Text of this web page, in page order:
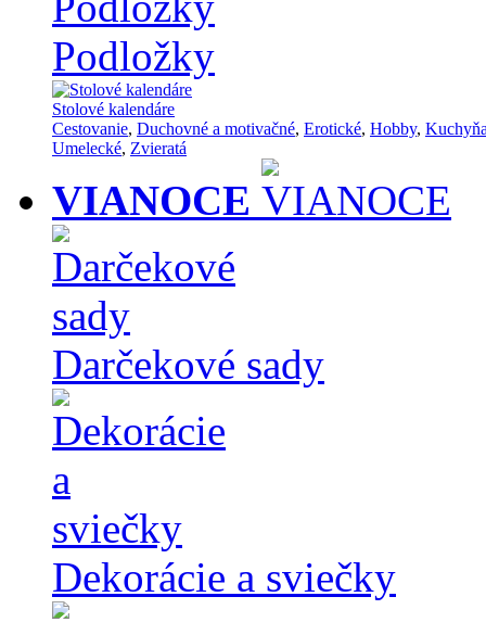
Podložky
Stolové kalendáre
Cestovanie, Duchovné a motivačné, Erotické, Hobby,
Umelecké, Zvieratá
VIANOCE
Darčekové sady
Dekorácie a sviečky